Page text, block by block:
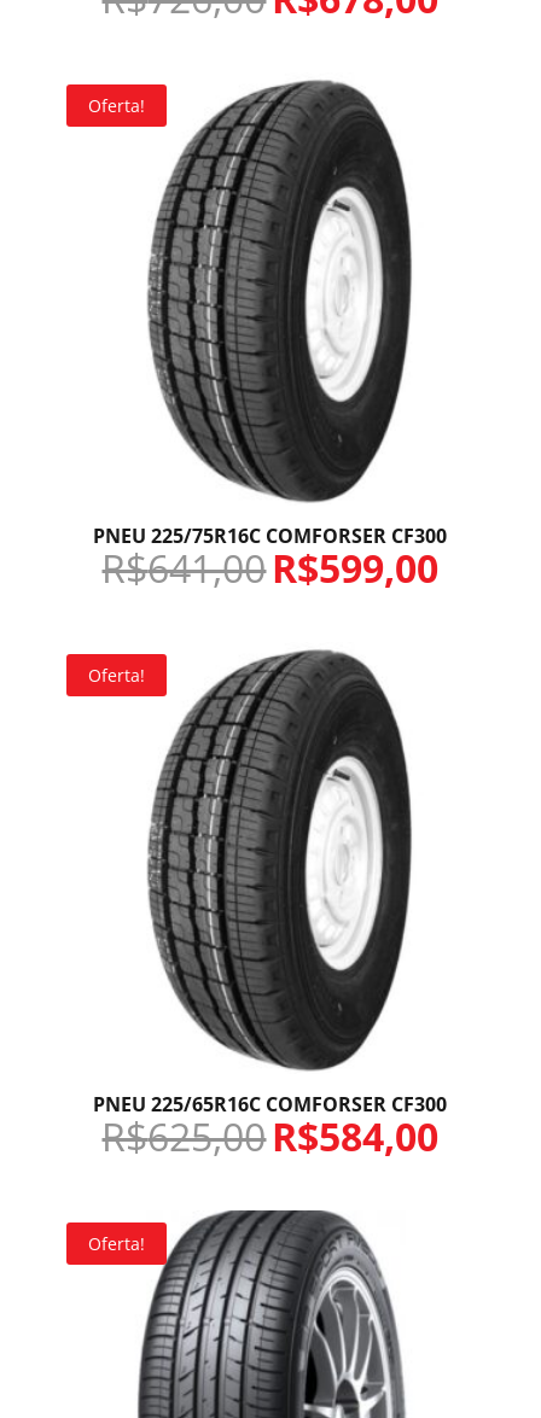
Oferta!
PNEU 225/75R16C COMFORSER CF300
R$641,00R$599,00
Oferta!
PNEU 225/65R16C COMFORSER CF300
R$625,00R$584,00
Oferta!